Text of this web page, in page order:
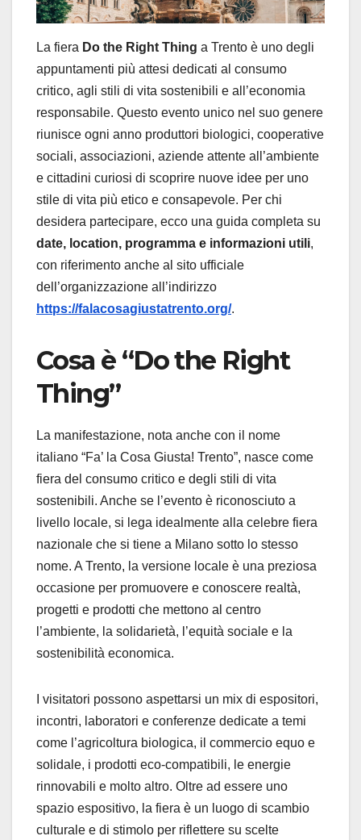
La fiera Do the Right Thing a Trento è uno degli
appuntamenti più attesi dedicati al consumo
critico, agli stili di vita sostenibili e all’economia
responsabile. Questo evento unico nel suo genere
riunisce ogni anno produttori biologici, cooperative
sociali, associazioni, aziende attente all’ambiente
e cittadini curiosi di scoprire nuove idee per uno
stile di vita più etico e consapevole. Per chi
desidera partecipare, ecco una guida completa su
date, location, programma e informazioni utili,
con riferimento anche al sito ufficiale
dell’organizzazione all’indirizzo
https://falacosagiustatrento.org/.
Cosa è “Do the Right
Thing”
La manifestazione, nota anche con il nome
italiano “Fa’ la Cosa Giusta! Trento”, nasce come
fiera del consumo critico e degli stili di vita
sostenibili. Anche se l’evento è riconosciuto a
livello locale, si lega idealmente alla celebre fiera
nazionale che si tiene a Milano sotto lo stesso
nome. A Trento, la versione locale è una preziosa
occasione per promuovere e conoscere realtà,
progetti e prodotti che mettono al centro
l’ambiente, la solidarietà, l’equità sociale e la
sostenibilità economica.
I visitatori possono aspettarsi un mix di espositori,
incontri, laboratori e conferenze dedicate a temi
come l’agricoltura biologica, il commercio equo e
solidale, i prodotti eco‑compatibili, le energie
rinnovabili e molto altro. Oltre ad essere uno
spazio espositivo, la fiera è un luogo di scambio
culturale e di stimolo per riflettere su scelte